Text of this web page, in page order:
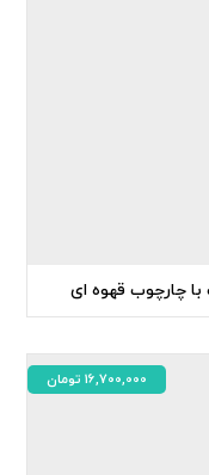
چارچوب قهوه ای
16,700,000 تومان